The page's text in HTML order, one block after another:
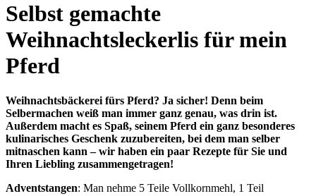
Selbst gemachte
Weihnachtsleckerlis für mein
Pferd
Weihnachtsbäckerei fürs Pferd? Ja sicher! Denn beim
Selbermachen weiß man immer ganz genau, was drin ist.
Außerdem macht es Spaß, seinem Pferd ein ganz besonderes
kulinarisches Geschenk zuzubereiten, bei dem man selber
mitnaschen kann – wir haben ein paar Rezepte für Sie und
Ihren Liebling zusammengetragen!
Adventstangen: Man nehme 5 Teile Vollkornmehl, 1 Teil